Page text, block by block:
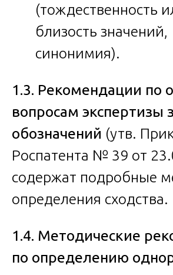
(тождественность
близость значений,
синонимия).
1.3. Рекомендации по
вопросам экспертизы
обозначений (утв.
Роспатента № 39 от
содержат подробные
определения сходства.
1.4. Методические
по определению